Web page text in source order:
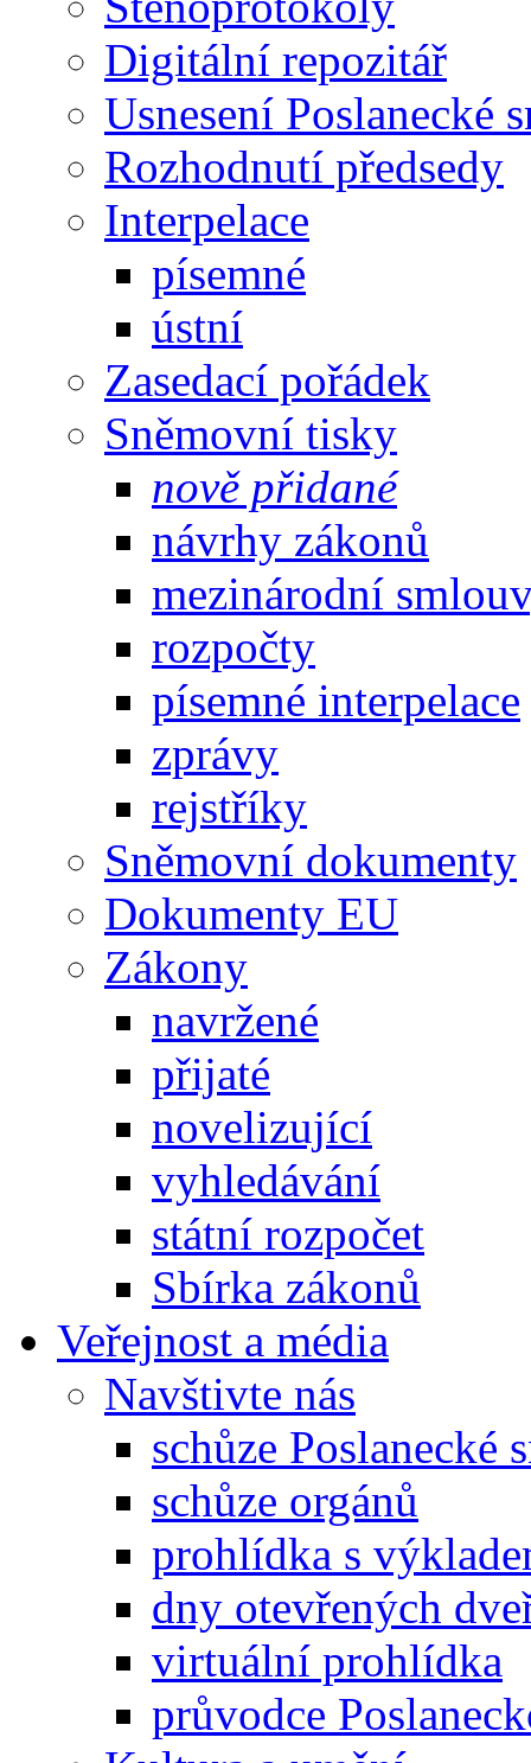
Digitální repozitář
Usnesení Poslanecké
Rozhodnutí předsedy
Interpelace
písemné
ústní
Zasedací pořádek
Sněmovní tisky
nově přidané
návrhy zákonů
mezinárodní
rozpočty
písemné interpelace
zprávy
rejstříky
Sněmovní dokumenty
Dokumenty EU
Zákony
navržené
přijaté
novelizující
vyhledávání
státní rozpočet
Sbírka zákonů
Veřejnost a média
Navštivte nás
schůze Poslanecké
schůze orgánů
prohlídka s
dny otevřených
virtuální prohlídka
průvodce